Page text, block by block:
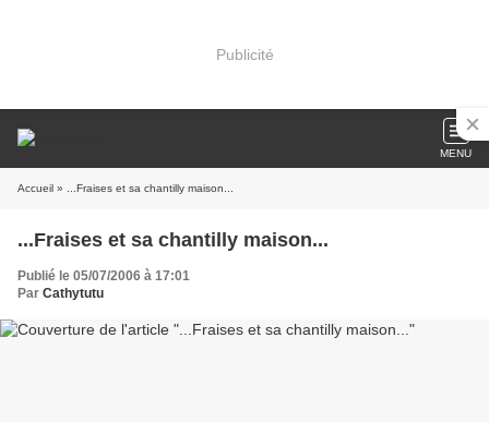
Publicité
MENU
Accueil » ...Fraises et sa chantilly maison...
...Fraises et sa chantilly maison...
Publié le 05/07/2006 à 17:01
Par Cathytutu